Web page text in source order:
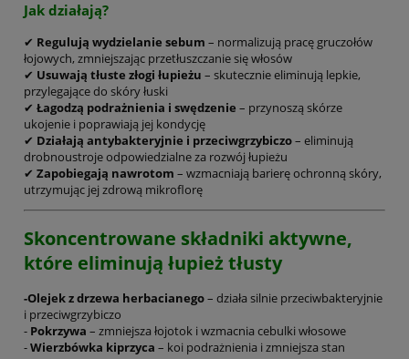
Jak działają?
✔ Regulują wydzielanie sebum – normalizują pracę gruczołów
łojowych, zmniejszając przetłuszczanie się włosów
✔ Usuwają tłuste złogi łupieżu – skutecznie eliminują lepkie,
przylegające do skóry łuski
✔ Łagodzą podrażnienia i swędzenie – przynoszą skórze
ukojenie i poprawiają jej kondycję
✔ Działają antybakteryjnie i przeciwgrzybiczo– eliminują
drobnoustroje odpowiedzialne za rozwój łupieżu
✔ Zapobiegają nawrotom – wzmacniają barierę ochronną skóry,
utrzymując jej zdrową mikroflorę
Skoncentrowane składniki aktywne,
które eliminują łupież tłusty
-Olejek z drzewa herbacianego– działa silnie przeciwbakteryjnie
i przeciwgrzybiczo
- Pokrzywa – zmniejsza łojotok i wzmacnia cebulki włosowe
-Wierzbówka kiprzyca – koi podrażnienia i zmniejsza stan